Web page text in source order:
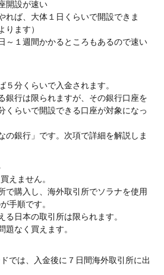
開設が速い
れば、大体１日くらいで開設できま
ります）
～１週間かかるところもあるので速い
５分くらいで入金されます。
銀行は限られますが、その銀行口座を
くらいで開設できる口座が対象になっ
の銀行」です。次項で詳細を解説しま
えません。
で購入し、海外取引所でソラナを使用
手順です。
る日本の取引所は限られます。
題なく買えます。
では、入金後に７日間海外取引所に出